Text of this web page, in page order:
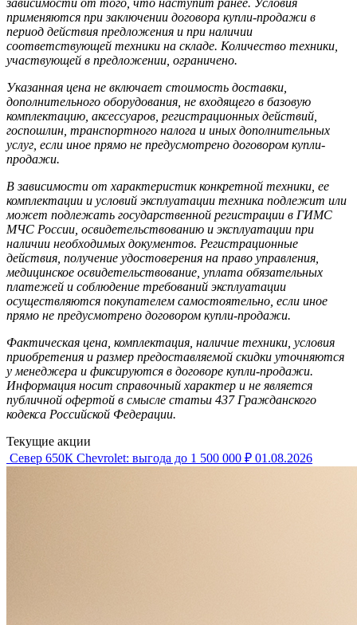
применяются при заключении договора купли-продажи в
период действия предложения и при наличии
соответствующей техники на складе. Количество техники,
участвующей в предложении, ограничено.
Указанная цена не включает стоимость доставки,
дополнительного оборудования, не входящего в базовую
комплектацию, аксессуаров, регистрационных действий,
госпошлин, транспортного налога и иных дополнительных
услуг, если иное прямо не предусмотрено договором купли-
продажи.
В зависимости от характеристик конкретной техники, ее
комплектации и условий эксплуатации техника подлежит или
может подлежать государственной регистрации в ГИМС
МЧС России, освидетельствованию и эксплуатации при
наличии необходимых документов. Регистрационные
действия, получение удостоверения на право управления,
медицинское освидетельствование, уплата обязательных
платежей и соблюдение требований эксплуатации
осуществляются покупателем самостоятельно, если иное
прямо не предусмотрено договором купли-продажи.
Фактическая цена, комплектация, наличие техники, условия
приобретения и размер предоставляемой скидки уточняются
у менеджера и фиксируются в договоре купли-продажи.
Информация носит справочный характер и не является
публичной офертой в смысле статьи 437 Гражданского
кодекса Российской Федерации.
Текущие акции
Север 650К Chevrolet: выгода до 1 500 000 ₽ 01.08.2026